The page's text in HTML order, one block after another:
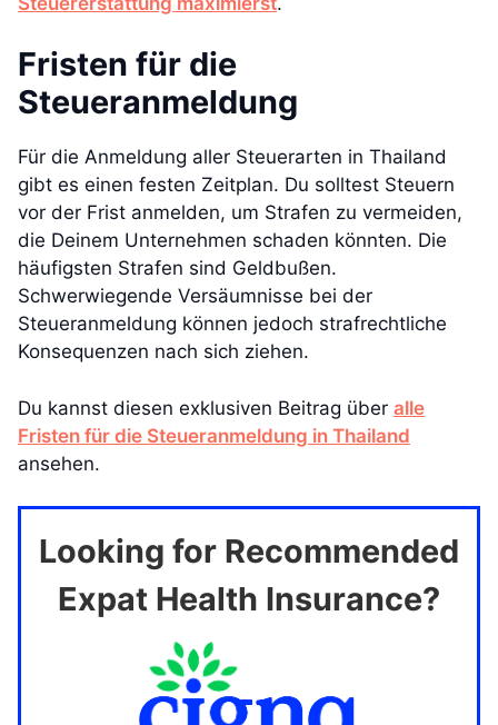
Fristen für die
Steueranmeldung
Für die Anmeldung aller Steuerarten in Thailand
gibt es einen festen Zeitplan. Du solltest Steuern
vor der Frist anmelden, um Strafen zu vermeiden,
die Deinem Unternehmen schaden könnten. Die
häufigsten Strafen sind Geldbußen.
Schwerwiegende Versäumnisse bei der
Steueranmeldung können jedoch strafrechtliche
Konsequenzen nach sich ziehen.
Du kannst diesen exklusiven Beitrag über alle
Fristen für die Steueranmeldung in Thailand
ansehen.
Looking for Recommended
Expat Health Insurance?